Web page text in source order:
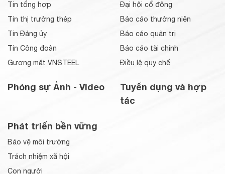
Tin tổng hợp
Tin thị trường thép
Tin Đảng ủy
Tin Công đoàn
Gương mặt VNSTEEL
Phóng sự Ảnh - Video
Đại hội cổ đông
Báo cáo thường niên
Báo cáo quản trị
Báo cáo tài chính
Điều lệ quy chế
Tuyển dụng và hợp
tác
Phát triển bền vững
Bảo vệ môi trường
Trách nhiệm xã hội
Con người